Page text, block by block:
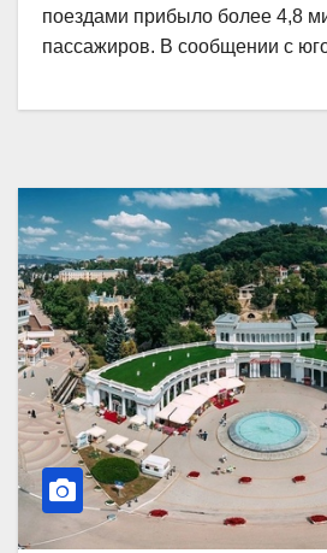
поездами прибыло более 4,8
пассажиров. В сообщении с